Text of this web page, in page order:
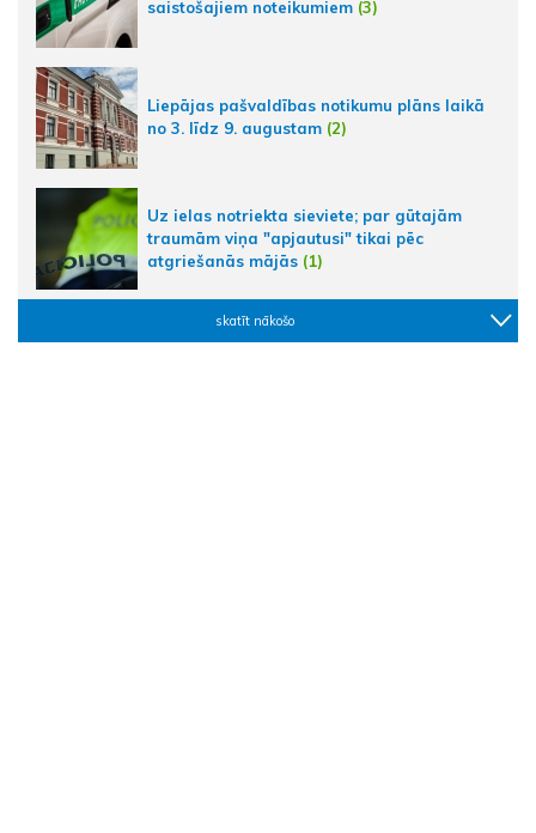
saistošajiem noteikumiem (3)
Liepājas pašvaldības notikumu plāns laikā
no 3. līdz 9. augustam (2)
Uz ielas notriekta sieviete; par gūtajām
traumām viņa "apjautusi" tikai pēc
atgriešanās mājās (1)
skatīt nākošo